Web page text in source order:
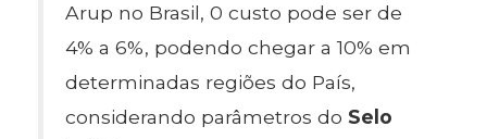
Arup no Brasil, 0 custo pode ser de
4% a 6%, podendo chegar a 10% em
determinadas regiões do País,
considerando parâmetros do Selo